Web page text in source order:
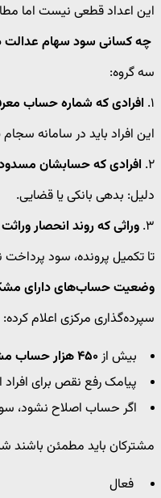
این اعداد قطعی نیست اما
چه کسانی سود سهام عدالت
سه گروه:
۱. افرادی که شماره حساب
این افراد باید در سامانه
۲. افرادی که حسابشان
دلیل: بدهی بانکی یا قضایی.
۳. وراثی که روند انحصار
تا تکمیل پرونده، سود
وضعیت حساب‌های دارای
سپرده‌گذاری مرکزی اعلام کرده:
بیش از۴۵۰ هزار حساب مشکل‌دار
پیامک رفع نقص برای
اگر حساب اصلاح نشود،
مشترکان باید مطمئن باشند
فعال